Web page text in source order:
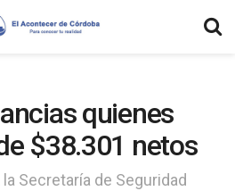
quienes
$38.301 netos
Secretaría de Seguridad